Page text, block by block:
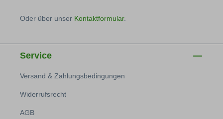
Oder über unser Kontaktformular.
Service
Versand & Zahlungsbedingungen
Widerrufsrecht
AGB